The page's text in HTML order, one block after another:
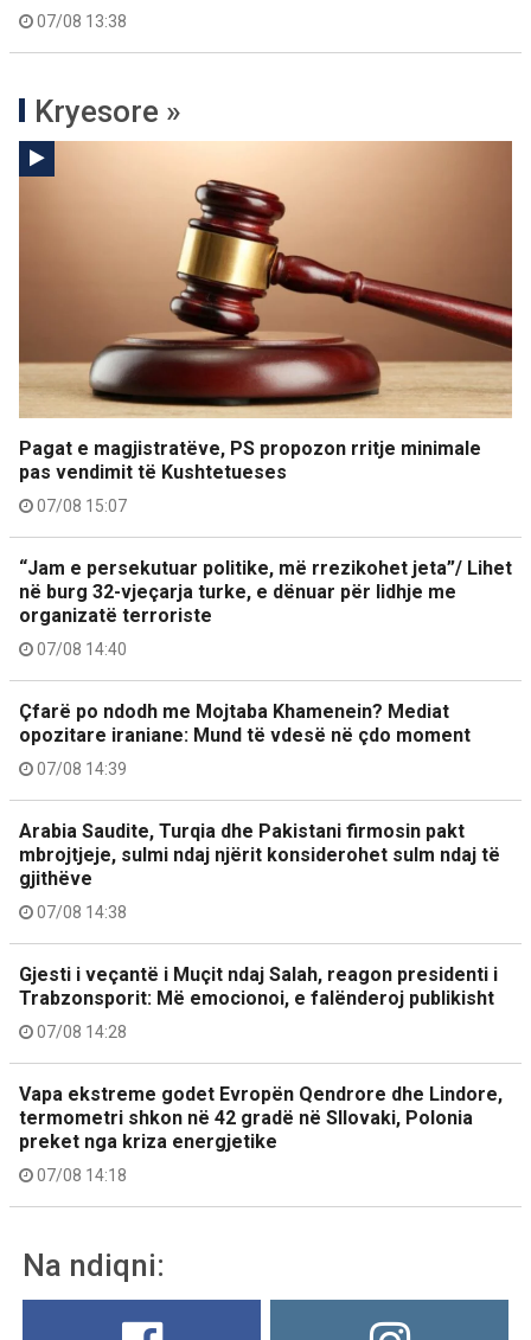
07/08 13:38
Kryesore »
Pagat e magjistratëve, PS propozon rritje minimale
pas vendimit të Kushtetueses
07/08 15:07
“Jam e persekutuar politike, më rrezikohet jeta”/ Lihet
në burg 32-vjeçarja turke, e dënuar për lidhje me
organizatë terroriste
07/08 14:40
Çfarë po ndodh me Mojtaba Khamenein? Mediat
opozitare iraniane: Mund të vdesë në çdo moment
07/08 14:39
Arabia Saudite, Turqia dhe Pakistani firmosin pakt
mbrojtjeje, sulmi ndaj njërit konsiderohet sulm ndaj të
gjithëve
07/08 14:38
Gjesti i veçantë i Muçit ndaj Salah, reagon presidenti i
Trabzonsporit: Më emocionoi, e falënderoj publikisht
07/08 14:28
Vapa ekstreme godet Evropën Qendrore dhe Lindore,
termometri shkon në 42 gradë në Sllovaki, Polonia
preket nga kriza energjetike
07/08 14:18
Na ndiqni: